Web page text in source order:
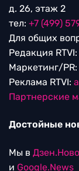
д. 26, этаж 2
тел: +7 (499)
Для общих
Редакция RTVI:
Маркетинг/PR:
Реклама RTVI:
Партнерские
Достойные
Мы в
и Google.News